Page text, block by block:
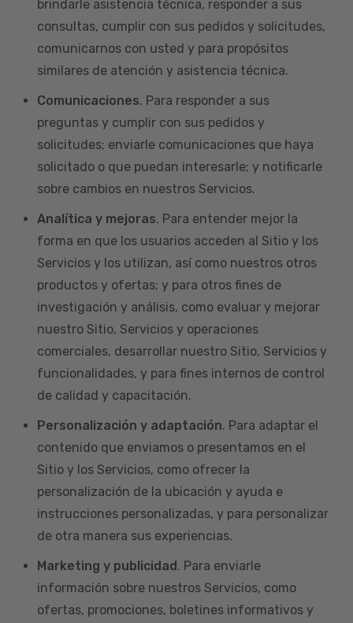
brindarle asistencia técnica, responder a sus
consultas, cumplir con sus pedidos y solicitudes,
comunicarnos con usted y para propósitos
similares de atención y asistencia técnica.
Comunicaciones. Para responder a sus
preguntas y cumplir con sus pedidos y
solicitudes; enviarle comunicaciones que haya
solicitado o que puedan interesarle; y notificarle
sobre cambios en nuestros Servicios.
Analítica y mejoras. Para entender mejor la
forma en que los usuarios acceden al Sitio y los
Servicios y los utilizan, así como nuestros otros
productos y ofertas; y para otros fines de
investigación y análisis, como evaluar y mejorar
nuestro Sitio, Servicios y operaciones
comerciales, desarrollar nuestro Sitio, Servicios y
funcionalidades, y para fines internos de control
de calidad y capacitación.
Personalización y adaptación. Para adaptar el
contenido que enviamos o presentamos en el
Sitio y los Servicios, como ofrecer la
personalización de la ubicación y ayuda e
instrucciones personalizadas, y para personalizar
de otra manera sus experiencias.
Marketing y publicidad. Para enviarle
información sobre nuestros Servicios, como
ofertas, promociones, boletines informativos y